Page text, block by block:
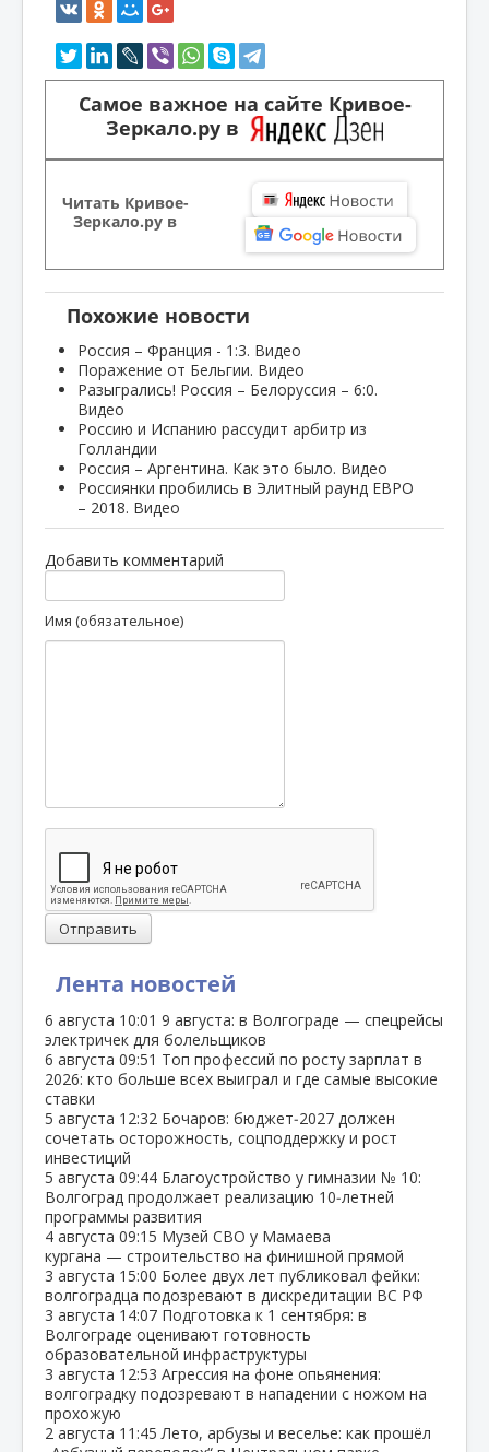
Лента новостей
6 августа 10:01 9 августа: в Волгограде — спецрейсы
электричек для болельщиков
6 августа 09:51 Топ профессий по росту зарплат в
2026: кто больше всех выиграл и где самые высокие
ставки
5 августа 12:32 Бочаров: бюджет‑2027 должен
сочетать осторожность, соцподдержку и рост
инвестиций
5 августа 09:44 Благоустройство у гимназии № 10:
Волгоград продолжает реализацию 10‑летней
программы развития
4 августа 09:15 Музей СВО у Мамаева
кургана — строительство на финишной прямой
3 августа 15:00 Более двух лет публиковал фейки:
волгоградца подозревают в дискредитации ВС РФ
3 августа 14:07 Подготовка к 1 сентября: в
Волгограде оценивают готовность
образовательной инфраструктуры
3 августа 12:53 Агрессия на фоне опьянения:
волгоградку подозревают в нападении с ножом на
прохожую
2 августа 11:45 Лето, арбузы и веселье: как прошёл
Самое важное на сайте Кривое-
Зеркало.ру в
Читать Кривое-
Зеркало.ру в
Похожие новости
Россия – Франция - 1:3. Видео
Поражение от Бельгии. Видео
Разыгрались! Россия – Белоруссия – 6:0.
Видео
Россию и Испанию рассудит арбитр из
Голландии
Россия – Аргентина. Как это было. Видео
Россиянки пробились в Элитный раунд ЕВРО
– 2018. Видео
Добавить комментарий
Имя (обязательное)
Отправить